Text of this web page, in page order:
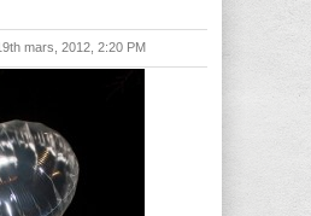
mars, 2012, 2:20 PM